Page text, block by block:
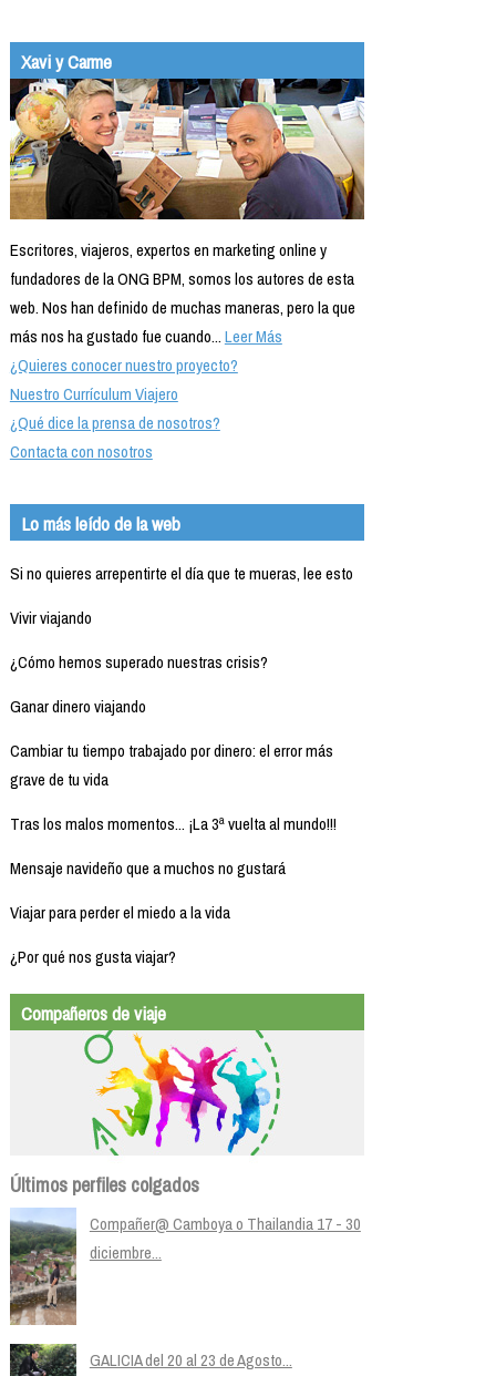
Xavi y Carme
Escritores, viajeros, expertos en marketing online y
fundadores de la ONG BPM, somos los autores de esta
web. Nos han definido de muchas maneras, pero la que
más nos ha gustado fue cuando...Leer Más
¿Quieres conocer nuestro proyecto?
Nuestro Currículum Viajero
¿Qué dice la prensa de nosotros?
Contacta con nosotros
Lo más leído de la web
Si no quieres arrepentirte el día que te mueras, lee esto
Vivir viajando
¿Cómo hemos superado nuestras crisis?
Ganar dinero viajando
Cambiar tu tiempo trabajado por dinero: el error más
grave de tu vida
Tras los malos momentos... ¡La 3ª vuelta al mundo!!!
Mensaje navideño que a muchos no gustará
Viajar para perder el miedo a la vida
¿Por qué nos gusta viajar?
Compañeros de viaje
Últimos perfiles colgados
Compañer@ Camboya o Thailandia 17 - 30
diciembre...
GALICIA del 20 al 23 de Agosto...